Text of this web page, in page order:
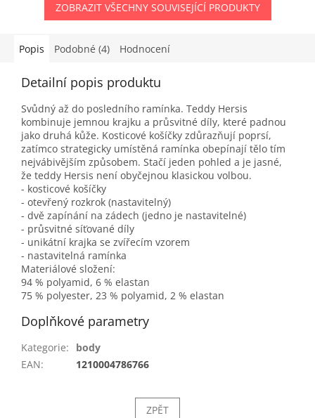
ZOBRAZIT VŠECHNY SOUVISEJÍCÍ PRODUKTY
Popis Podobné (4) Hodnocení
Detailní popis produktu
Svůdný až do posledního ramínka. Teddy Hersis
kombinuje jemnou krajku a průsvitné díly, které padnou
jako druhá kůže. Kosticové košíčky zdůrazňují poprsí,
zatímco strategicky umístěná ramínka obepínají tělo tím
nejvábivějším způsobem. Stačí jeden pohled a je jasné,
že teddy Hersis není obyčejnou klasickou volbou.
- kosticové košíčky
- otevřený rozkrok (nastavitelný)
- dvě zapínání na zádech (jedno je nastavitelné)
- průsvitné síťované díly
- unikátní krajka se zvířecím vzorem
- nastavitelná ramínka
Materiálové složení:
94 % polyamid, 6 % elastan
75 % polyester, 23 % polyamid, 2 % elastan
Doplňkové parametry
Kategorie:
body
EAN: 1210004786766
ZPĚT